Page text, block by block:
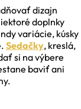
dizajn
doplnky
variácie, kúsky
Sedačky, kreslá,
si na výbere
baviť ani